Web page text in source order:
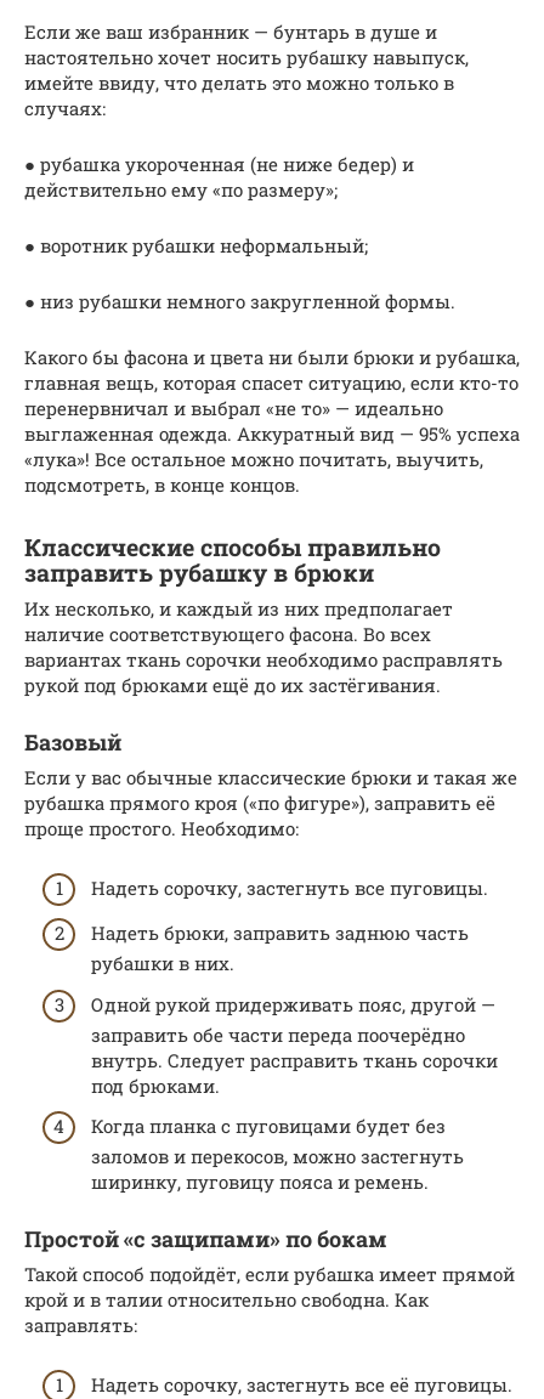
Если же ваш избранник — бунтарь в душе и
настоятельно хочет носить рубашку навыпуск,
имейте ввиду, что делать это можно только в
случаях:
● рубашка укороченная (не ниже бедер) и
действительно ему «по размеру»;
● воротник рубашки неформальный;
● низ рубашки немного закругленной формы.
Какого бы фасона и цвета ни были брюки и рубашка,
главная вещь, которая спасет ситуацию, если кто-то
перенервничал и выбрал «не то» — идеально
выглаженная одежда. Аккуратный вид — 95% успеха
«лука»! Все остальное можно почитать, выучить,
подсмотреть, в конце концов.
Классические способы правильно
заправить рубашку в брюки
Их несколько, и каждый из них предполагает
наличие соответствующего фасона. Во всех
вариантах ткань сорочки необходимо расправлять
рукой под брюками ещё до их застёгивания.
Базовый
Если у вас обычные классические брюки и такая же
рубашка прямого кроя («по фигуре»), заправить её
проще простого. Необходимо:
Надеть сорочку, застегнуть все пуговицы.
Надеть брюки, заправить заднюю часть
рубашки в них.
Одной рукой придерживать пояс, другой —
заправить обе части переда поочерёдно
внутрь. Следует расправить ткань сорочки
под брюками.
Когда планка с пуговицами будет без
заломов и перекосов, можно застегнуть
ширинку, пуговицу пояса и ремень.
Простой «с защипами» по бокам
Такой способ подойдёт, если рубашка имеет прямой
крой и в талии относительно свободна. Как
заправлять:
Надеть сорочку, застегнуть все её пуговицы.